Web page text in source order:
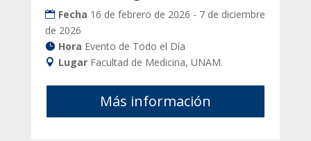
Fecha 16 de febrero de 2026 - 7 de diciembre
de 2026
Hora Evento de Todo el Día
Lugar Facultad de Medicina, UNAM.
Más información